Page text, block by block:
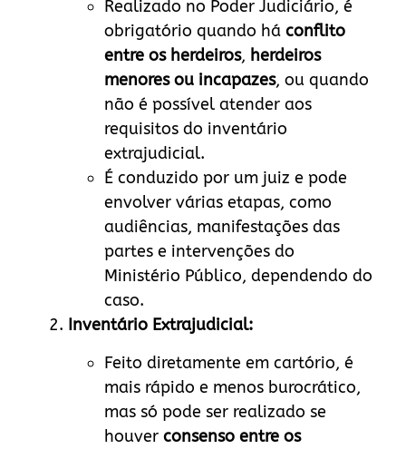
Realizado no Poder Judiciário, é
obrigatório quando há conflito
entre os herdeiros, herdeiros
menores ou incapazes, ou quando
não é possível atender aos
requisitos do inventário
extrajudicial.
É conduzido por um juiz e pode
envolver várias etapas, como
audiências, manifestações das
partes e intervenções do
Ministério Público, dependendo do
caso.
Inventário Extrajudicial:
Feito diretamente em cartório, é
mais rápido e menos burocrático,
mas só pode ser realizado se
houver consenso entre os